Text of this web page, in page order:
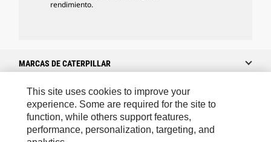
rendimiento.
MARCAS DE CATERPILLAR
Caterpillar.com
Caterpillar Contacto
This site uses cookies to improve your
experience. Some are required for the site to
function, while others support features,
performance, personalization, targeting, and